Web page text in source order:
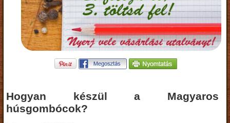
Hogyan készül a Magyaros
húsgombócok?